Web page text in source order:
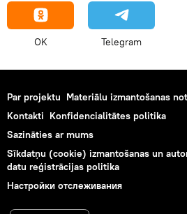
OK Telegram
Par projektu Materiālu izmantošanas
Kontakti Konfidencialitātes politika
Sazināties ar mums
Sīkdatņu (cookie) izmantošanas un
datu reģistrācijas politika
Настройки отслеживания